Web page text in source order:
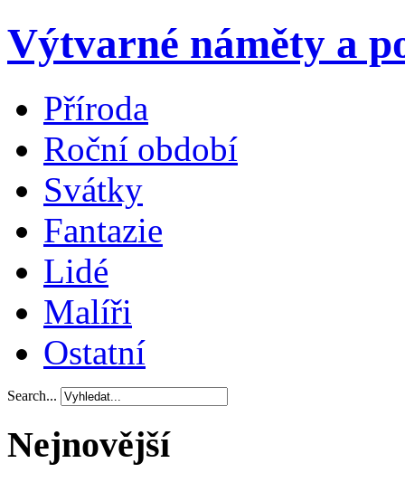
Výtvarné náměty a
Příroda
Roční období
Svátky
Fantazie
Lidé
Malíři
Ostatní
Search...
Nejnovější